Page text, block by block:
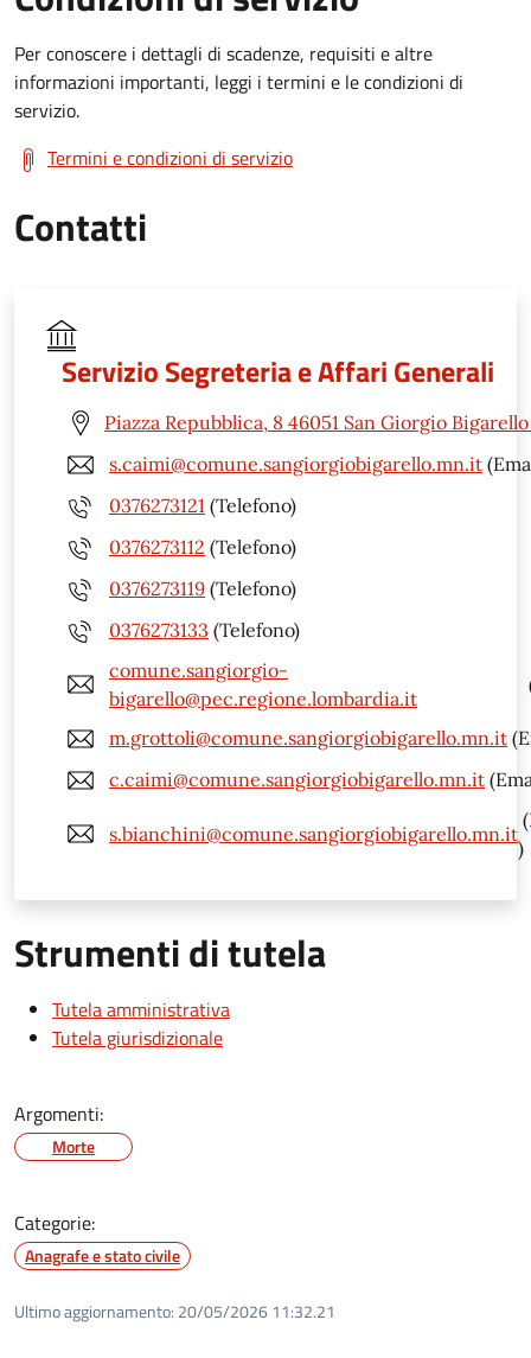
Per conoscere i dettagli di scadenze, requisiti e altre
informazioni importanti, leggi i termini e le condizioni di
servizio.
Termini e condizioni di servizio
Contatti
Servizio Segreteria e Affari Generali
Piazza Repubblica, 8 46051 San Giorgio
s.caimi@comune.sangiorgiobigarello.mn.it
0376273121 (Telefono)
0376273112 (Telefono)
0376273119 (Telefono)
0376273133 (Telefono)
comune.sangiorgio-
bigarello@pec.regione.lombardia.it
m.grottoli@comune.sangiorgiobigarello.mn.it
c.caimi@comune.sangiorgiobigarello.mn.it
s.bianchini@comune.sangiorgiobigarello.mn.it
)
Strumenti di tutela
Tutela amministrativa
Tutela giurisdizionale
Argomenti:
Morte
Categorie:
Anagrafe e stato civile
Ultimo aggiornamento: 20/05/2026 11:32.21